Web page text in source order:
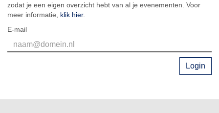
zodat je een eigen overzicht hebt van al je evenementen. Voor
meer informatie, klik hier.
E-mail
Login